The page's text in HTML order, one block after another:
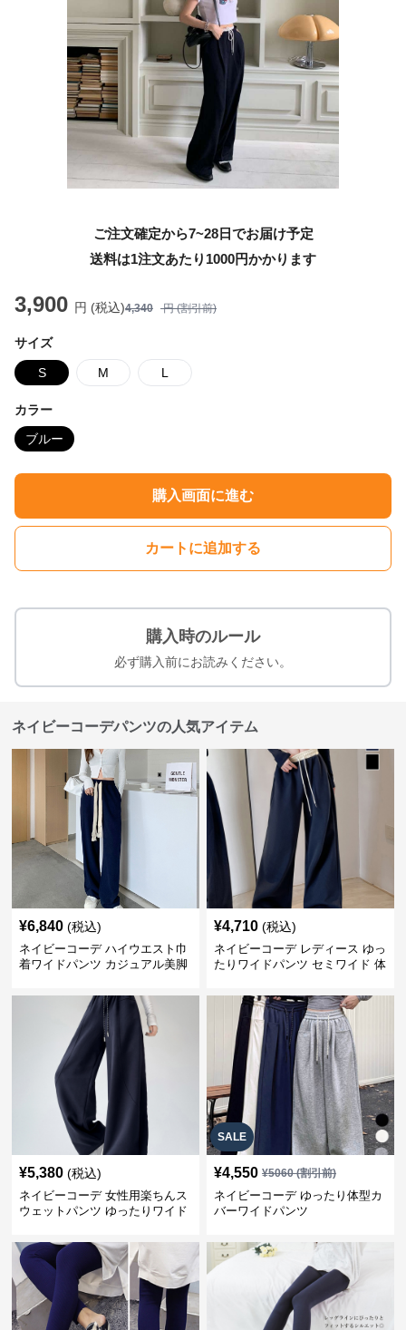
ご注文確定から7~28日でお届け予定
送料は1注文あたり 1000円かかります
3,900 円 (税込)4,340 円 (割引前)
サイズ
S M L
カラー
ブルー
購入画面に進む
カートに追加する
購入時のルール
必ず購入前にお読みください。
ネイビーコーデパンツの人気アイテム
¥6,840 (税込)
ネイビーコーデ ハイウエスト巾
着ワイドパンツ カジュアル美脚
¥4,710 (税込)
ネイビーコーデ レディース ゆっ
たりワイドパンツ セミワイド 体
¥5,380 (税込)
ネイビーコーデ 女性用楽ちんス
ウェットパンツ ゆったりワイド
SALE
¥4,550 ¥5060(割引前)
ネイビーコーデ ゆったり体型カ
バーワイドパンツ